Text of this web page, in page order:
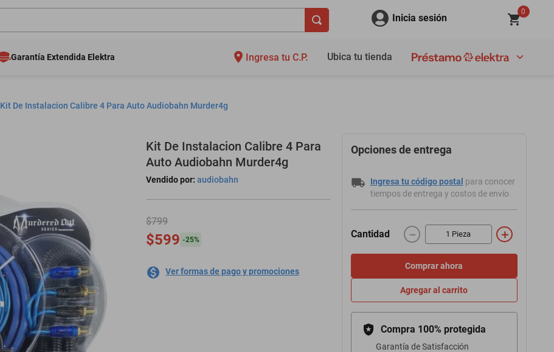
Inicia sesión
0
Garantía Extendida Elektra Ingresa tu C.P. Ubica tu tienda
Kit De Instalacion Calibre 4 Para Auto Audiobahn Murder4g
Kit De Instalacion Calibre 4 Para
Auto Audiobahn Murder4g
Vendido por: audiobahn
$799
$599 -25%
Ver formas de pago y promociones
Opciones de entrega
Ingresa tu código postal para conocer
tiempos de entrega y costos de envío
Cantidad ＋
－
Comprar ahora
Agregar al carrito
Compra 100% protegida
Garantía de Satisfacción